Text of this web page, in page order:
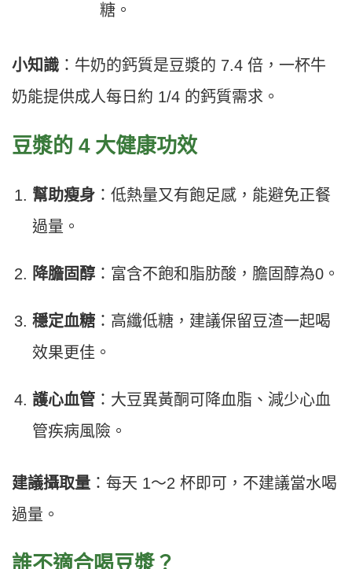
糖。
小知識 ：牛奶的鈣質是豆漿的 7.4 倍，一杯牛
奶能提供成人每日約 1/4 的鈣質需求。
豆漿的 4 大健康功效
幫助瘦身 ：低熱量又有飽足感，能避免正餐
過量。
降膽固醇 ：富含不飽和脂肪酸，膽固醇為0。
穩定血糖 ：高纖低糖，建議保留豆渣一起喝
效果更佳。
護心血管 ：大豆異黃酮可降血脂、減少心血
管疾病風險。
建議攝取量 ：每天 1～2 杯即可，不建議當水喝
過量。
誰不適合喝豆漿？